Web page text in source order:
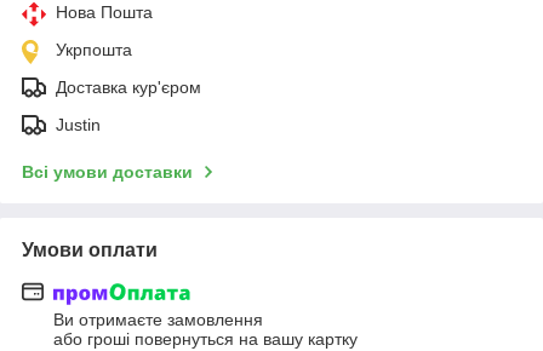
Нова Пошта
Укрпошта
Доставка кур'єром
Justin
Всі умови доставки
Умови оплати
Ви отримаєте замовлення
або гроші повернуться на вашу картку